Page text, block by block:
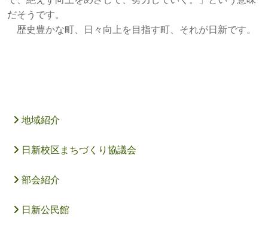
だそうです。
歴史豊かな町、日々向上を目指す町、それが日新です。
地域紹介
日新校区まちづくり協議会
部会紹介
日新公民館